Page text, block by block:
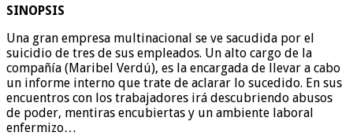
SINOPSIS
Una gran empresa multinacional se ve sacudida por el
suicidio de tres de sus empleados. Un alto cargo de la
compañía (Maribel Verdú), es la encargada de llevar a cabo
un informe interno que trate de aclarar lo sucedido. En sus
encuentros con los trabajadores irá descubriendo abusos
de poder, mentiras encubiertas y un ambiente laboral
enfermizo…